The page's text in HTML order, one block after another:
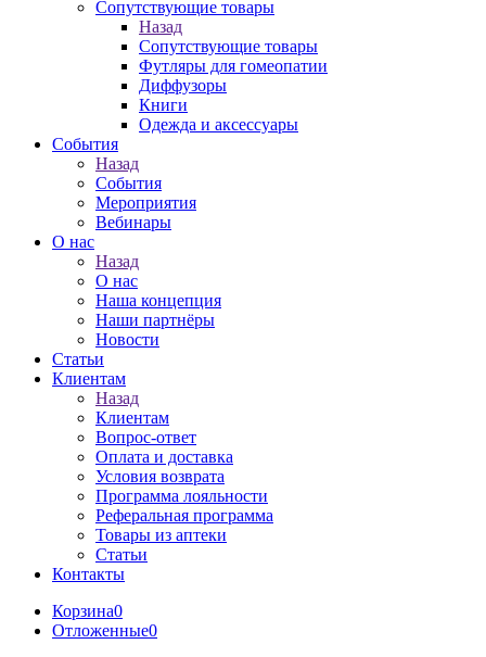
Сопутствующие товары
Назад
Сопутствующие товары
Футляры для гомеопатии
Диффузоры
Книги
Одежда и аксессуары
События
Назад
События
Мероприятия
Вебинары
О нас
Назад
О нас
Наша концепция
Наши партнёры
Новости
Статьи
Клиентам
Назад
Клиентам
Вопрос-ответ
Оплата и доставка
Условия возврата
Программа лояльности
Реферальная программа
Товары из аптеки
Статьи
Контакты
Корзина0
Отложенные0